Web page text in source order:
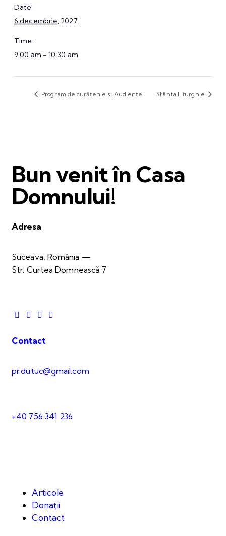
Date:
6 decembrie, 2027
Time:
9:00 am - 10:30 am
Program de curățenie si Audiențe Sfânta Liturghie
Bun venit în Casa
Domnului!
Adresa
Suceava, România —
Str. Curtea Domnească 7
Contact
pr.dutuc@gmail.com
+40 756 341 236
Articole
Donații
Contact